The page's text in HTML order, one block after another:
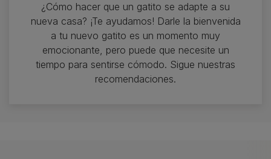
¿Cómo hacer que un gatito se adapte a su
nueva casa? ¡Te ayudamos! Darle la bienvenida
a tu nuevo gatito es un momento muy
emocionante, pero puede que necesite un
tiempo para sentirse cómodo. Sigue nuestras
recomendaciones.